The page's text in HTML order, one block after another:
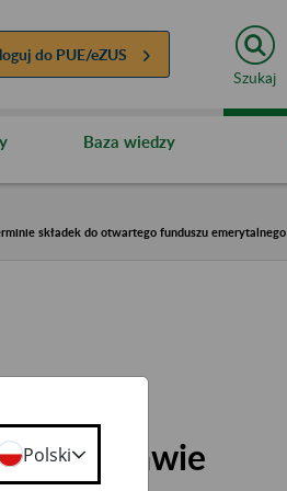
do PUE/eZUS
Szukaj
Baza wiedzy
składek do otwartego funduszu emerytalnego
r. w sprawie
Polski